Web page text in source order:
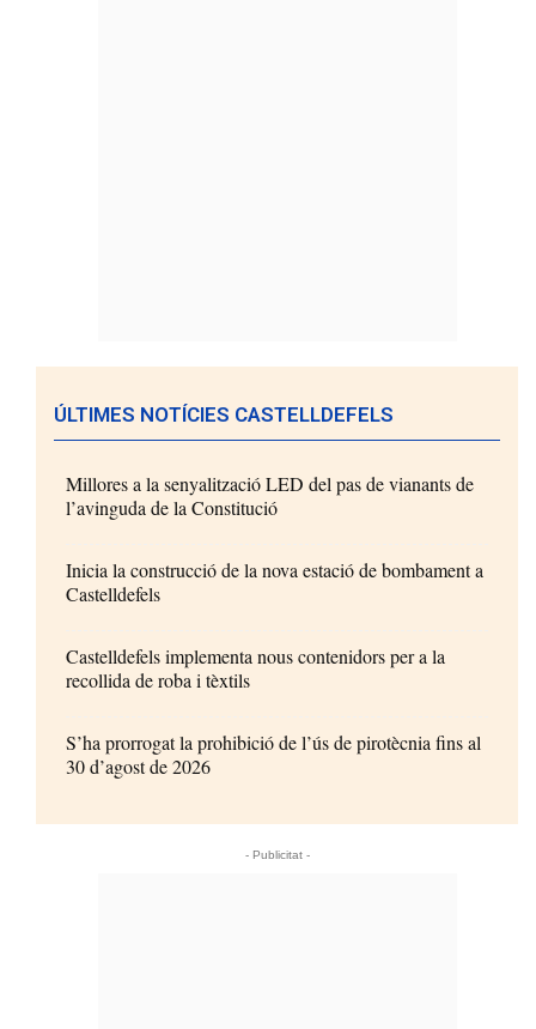
ÚLTIMES NOTÍCIES CASTELLDEFELS
Millores a la senyalització LED del pas de vianants de
l’avinguda de la Constitució
Inicia la construcció de la nova estació de bombament a
Castelldefels
Castelldefels implementa nous contenidors per a la
recollida de roba i tèxtils
S’ha prorrogat la prohibició de l’ús de pirotècnia fins al
30 d’agost de 2026
- Publicitat -